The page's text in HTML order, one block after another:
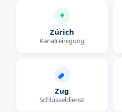
Zürich
Kanalreinigung
Zug
Schlüsseldienst